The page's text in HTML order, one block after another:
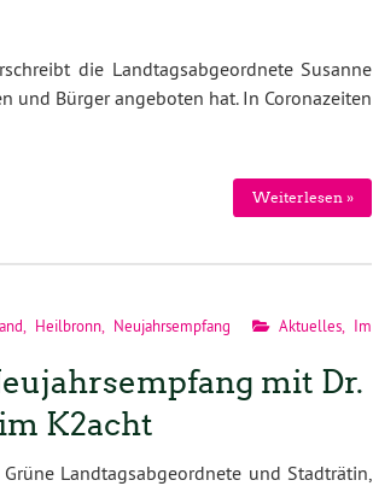
die Landtagsabgeordnete Susanne
und Bürger angeboten hat. In Coronazeiten
Weiterlesen »
Heilbronn, Neujahrsempfang Aktuelles
Im
mit Dr.
K2acht
Landtagsabgeordnete und Stadträtin,